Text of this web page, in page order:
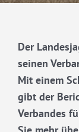
Der
seinen
Mit einem
gibt der
Verbandes